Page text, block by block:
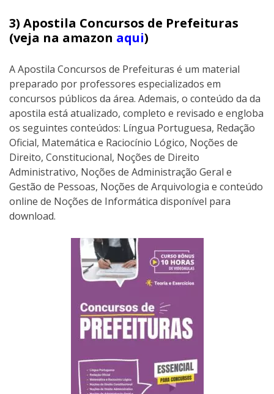
3) Apostila Concursos de Prefeituras
(veja na amazon aqui)
A Apostila Concursos de Prefeituras é um material
preparado por professores especializados em
concursos públicos da área. Ademais, o conteúdo da da
apostila está atualizado, completo e revisado e engloba
os seguintes conteúdos: Língua Portuguesa, Redação
Oficial, Matemática e Raciocínio Lógico, Noções de
Direito, Constitucional, Noções de Direito
Administrativo, Noções de Administração Geral e
Gestão de Pessoas, Noções de Arquivologia e conteúdo
online de Noções de Informática disponível para
download.